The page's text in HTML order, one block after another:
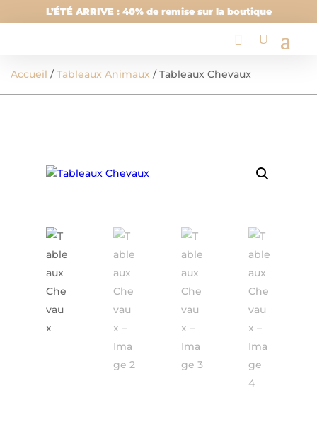
L’ÉTÉ ARRIVE : 40% de remise sur la boutique
Accueil /Tableaux Animaux / Tableaux Chevaux